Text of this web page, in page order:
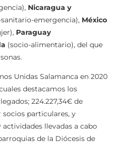
Nicaragua y
emergencia), México
Paraguay
(socio-alimentario), del que
Unidas Salamanca en 2020
destacamos los
224.227,34€ de
particulares, y
actividades llevadas a cabo
de la Diócesis de